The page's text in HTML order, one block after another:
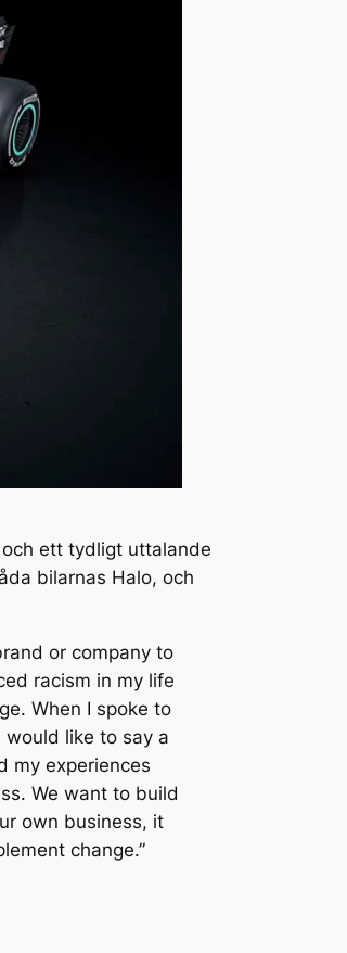
ett tydligt uttalande
bilarnas Halo, och
or company to
racism in my life
When I spoke to
like to say a
my experiences
We want to build
own business, it
change.”